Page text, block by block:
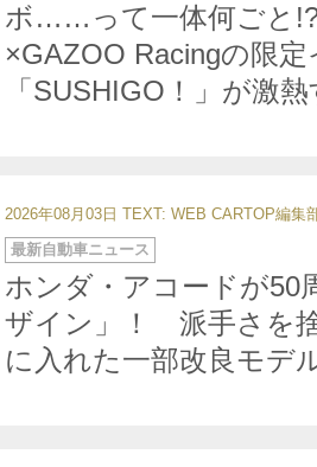
ボ……って一体何ごと
×GAZOO Racingの限定
「SUSHIGO！」が激
2026年08月03日 TEXT: WEB CARTOP編集
ホンダ・アコードが50
ザイン」！ 派手さを
に入れた一部改良モデ
カ
テ
ゴ
リ
ー
最新自動車ニュース